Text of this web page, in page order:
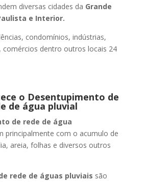
diversas cidades da Grande
e Interior.
condomínios, indústrias,
comércios dentro outros locais 24
o Desentupimento de
de água pluvial
de rede de água
principalmente com o acumulo de
areia, folhas e diversos outros
rede de águas pluviais são